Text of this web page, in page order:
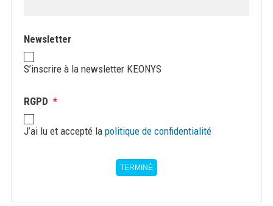
Newsletter
S’inscrire à la newsletter KEONYS
RGPD *
J’ai lu et accepté la politique de confidentialité
TERMINÉ